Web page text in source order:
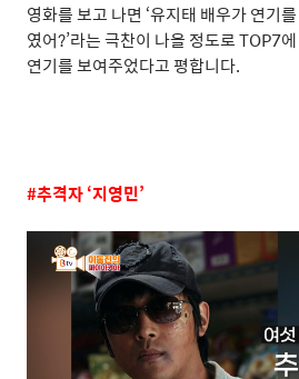
영화를 보고 나면 ‘유지태 배우가 연기
였어?’라는 극찬이 나올 정도로TOP7
연기를보여주었다고 평합니다.
#추격자‘지영민’